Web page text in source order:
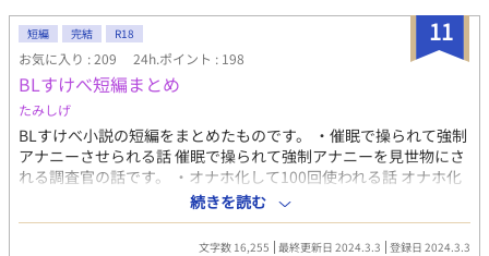
「剣《そんなもの》を使う必要はないよ、僕は一人で死ねるか
ら……」崖に身を投げ自ら死を選ぶのだった…………。 婚約破
棄、美青年×美少年、溺愛執着、執着攻め、ハッピーエンド。 ＊
→性的な描写有り、＊＊＊→性行為の描写有り。 ムーンライトノ
ベルズ、pixiv、カクヨムにも投稿しております。 ムーンライトノ
ベルズBL、日間ランキン1位。アルファポリス、BLランキング1
位、HOTランキング4位に入った作品です。 「Copyright（C）
2020-九十九沢まほろ」 ※第9回ＢＬ小説大賞で奨励賞を受賞しま
した。応援してくださった皆様のおかげですありがとうございま
す。m(_ _)m ※後日譚追加いたしました。2025年1月24日 ※表紙
イラストは猫様からお借りしています。
11
短編 完結 R18
お気に入り : 209 24h.ポイント : 198
BLすけべ短編まとめ
たみしげ
BLすけべ小説の短編をまとめたものです。 ・催眠で操られて強制
アナニーさせられる話 催眠で操られて強制アナニーを見世物にさ
れる調査官の話です。 ・オナホ化して100回使われる話 オナホ化
してしまって100回中出しされるまで使われる話です。 ・悪魔と
契約して調教される話 悪魔と契約してメスとして飼われるために
アナルを開発される話です。
続きを読む
文字数 16,255 最終更新日 2024.3.3 登録日 2024.3.3